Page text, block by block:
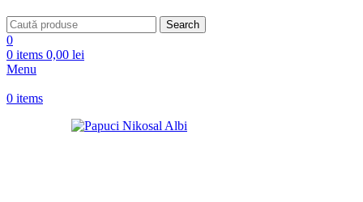
Search
0
0 items 0,00 lei
Menu
0 items